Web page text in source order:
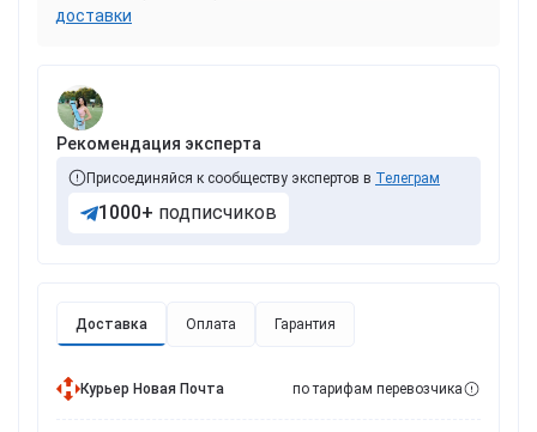
Доставка Оплата Гарантия
Курьер Новая Почта по тарифам перевозчика
доставки
Рекомендация эксперта
Присоединяйся к сообществу экспертов в Телеграм
1000+ подписчиков